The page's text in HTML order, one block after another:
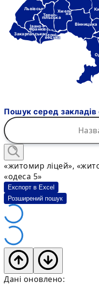
Черні-
вецька
Івано-
Франківська
Хмель-
ницька
Львівська
Терно-
пільська
Вінницька
Закарпатська
Пошук серед закладів
«житомир ліцей»,
«одеса 5»
Експорт в Excel
Розширений пошук
Дані оновлено: